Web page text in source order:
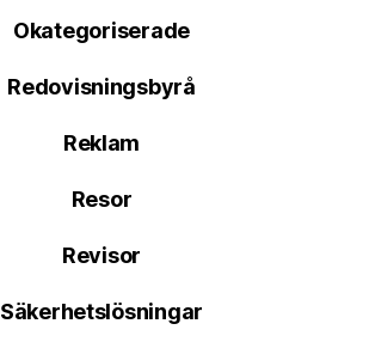
Okategoriserade
Redovisningsbyrå
Reklam
Resor
Revisor
Säkerhetslösningar